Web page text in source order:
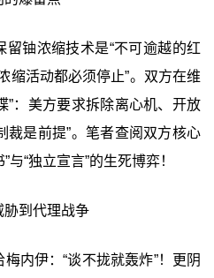
留铀浓缩技术是“不可逾越的红
缩活动都必须停止”。双方在维
”：美方要求拆除离心机、开放
裁是前提”。笔者查阅双方核心
“独立宣言”的生死博弈！
胁到代理战争
内伊：“谈不拢就轰炸”！更阴